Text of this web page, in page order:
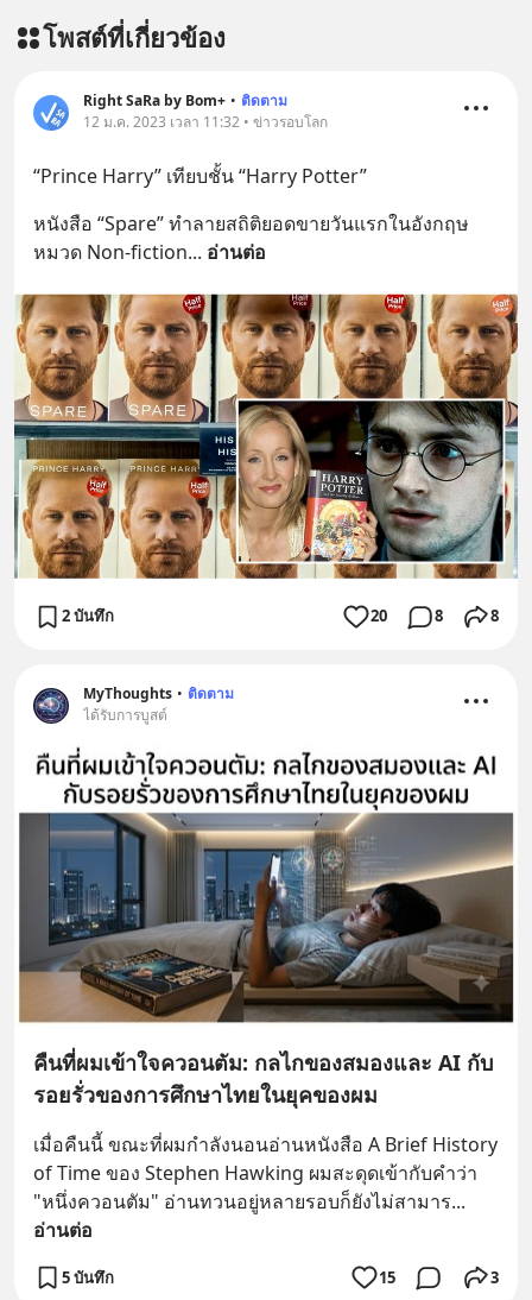
โพสต์ที่เกี่ยวข้อง
Right SaRa by Bom+ • ติดตาม
12 ม.ค. 2023 เวลา 11:32 • ข่าวรอบโลก
“Prince Harry” เทียบชั้น “Harry Potter”
หนังสือ “Spare” ทำลายสถิติยอดขายวันแรกในอังกฤษ
หมวด Non-fiction... อ่านต่อ
2 บันทึก 20 8 8
MyThoughts • ติดตาม
ได้รับการบูสต์
คืนที่ผมเข้าใจควอนตัม: กลไกของสมองและ AI กับ
รอยรั่วของการศึกษาไทยในยุคของผม
เมื่อคืนนี้ ขณะที่ผมกำลังนอนอ่านหนังสือ A Brief History
of Time ของ Stephen Hawking ผมสะดุดเข้ากับคำว่า
"หนึ่งควอนตัม" อ่านทวนอยู่หลายรอบก็ยังไม่สามาร
อ่านต่อ
5 บันทึก 15 3